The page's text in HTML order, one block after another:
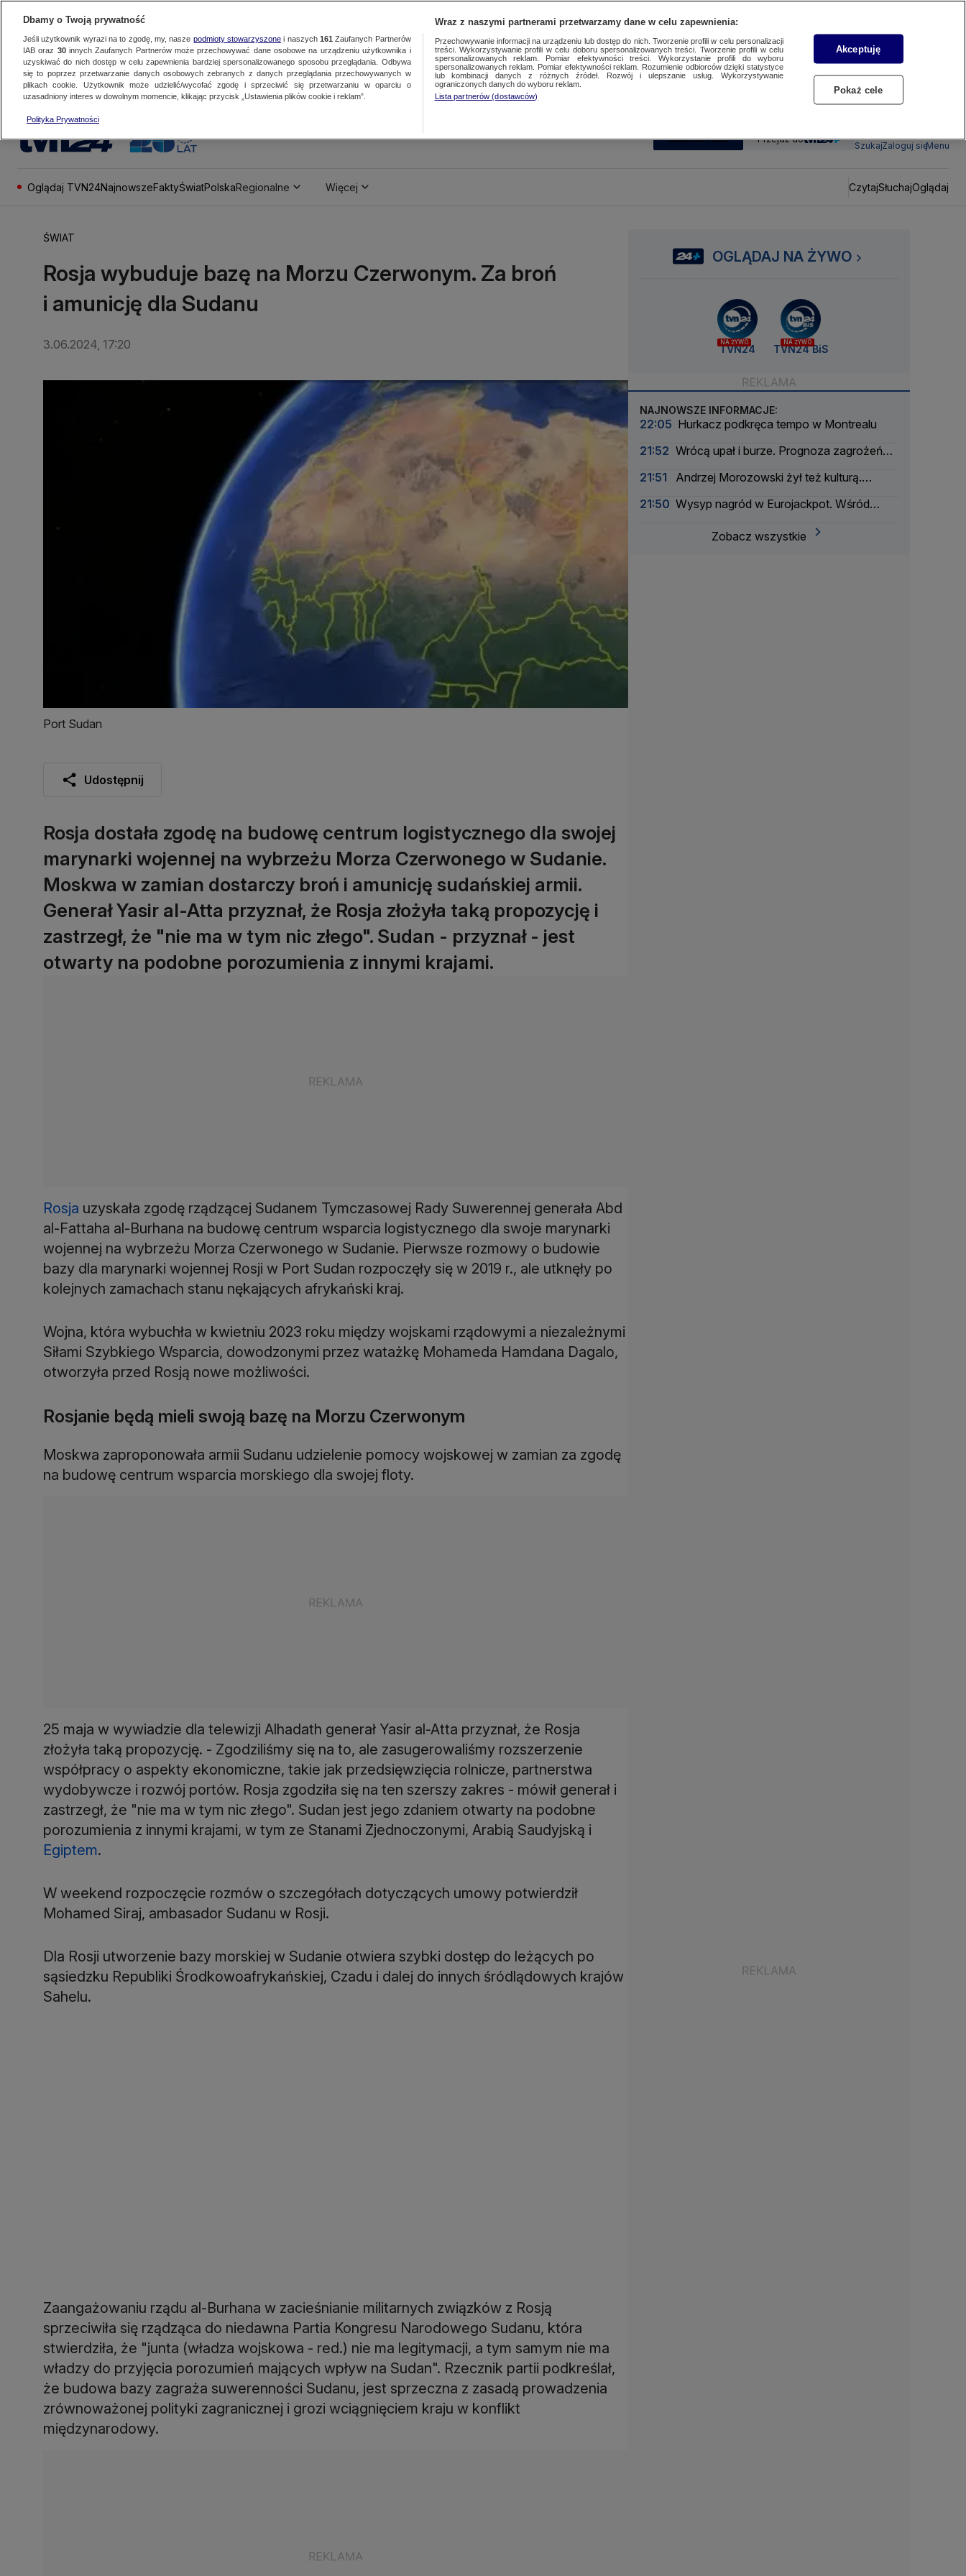
SUBSKRYBUJ Przejdź do
SzukajZaloguj sięMenu
Oglądaj TVN24NajnowszeFaktyŚwiatPolskaRegionalne Więcej CzytajSłuchajOglądaj
ŚWIAT
Rosja wybuduje bazę na Morzu Czerwonym. Za broń
i amunicję dla Sudanu
3.06.2024, 17:20
Port Sudan
Udostępnij
Rosja dostała zgodę na budowę centrum logistycznego dla swojej
marynarki wojennej na wybrzeżu Morza Czerwonego w Sudanie.
Moskwa w zamian dostarczy broń i amunicję sudańskiej armii.
Generał Yasir al-Atta przyznał, że Rosja złożyła taką propozycję i
zastrzegł, że "nie ma w tym nic złego". Sudan - przyznał - jest
otwarty na podobne porozumienia z innymi krajami.
Rosja uzyskała zgodę rządzącej Sudanem Tymczasowej Rady Suwerennej generała Abd
al-Fattaha al-Burhana na budowę centrum wsparcia logistycznego dla swoje marynarki
wojennej na wybrzeżu Morza Czerwonego w Sudanie. Pierwsze rozmowy o budowie
bazy dla marynarki wojennej Rosji w Port Sudan rozpoczęły się w 2019 r., ale utknęły po
kolejnych zamachach stanu nękających afrykański kraj.
Wojna, która wybuchła w kwietniu 2023 roku między wojskami rządowymi a niezależnymi
Siłami Szybkiego Wsparcia, dowodzonymi przez watażkę Mohameda Hamdana Dagalo,
otworzyła przed Rosją nowe możliwości.
Rosjanie będą mieli swoją bazę na Morzu Czerwonym
Moskwa zaproponowała armii Sudanu udzielenie pomocy wojskowej w zamian za zgodę
na budowę centrum wsparcia morskiego dla swojej floty.
25 maja w wywiadzie dla telewizji Alhadath generał Yasir al-Atta przyznał, że Rosja
złożyła taką propozycję. - Zgodziliśmy się na to, ale zasugerowaliśmy rozszerzenie
współpracy o aspekty ekonomiczne, takie jak przedsięwzięcia rolnicze, partnerstwa
wydobywcze i rozwój portów. Rosja zgodziła się na ten szerszy zakres - mówił generał i
zastrzegł, że "nie ma w tym nic złego". Sudan jest jego zdaniem otwarty na podobne
porozumienia z innymi krajami, w tym ze Stanami Zjednoczonymi, Arabią Saudyjską i
Egiptem.
W weekend rozpoczęcie rozmów o szczegółach dotyczących umowy potwierdził
Mohamed Siraj, ambasador Sudanu w Rosji.
Dla Rosji utworzenie bazy morskiej w Sudanie otwiera szybki dostęp do leżących po
sąsiedzku Republiki Środkowoafrykańskiej, Czadu i dalej do innych śródlądowych krajów
Sahelu.
Zaangażowaniu rządu al-Burhana w zacieśnianie militarnych związków z Rosją
sprzeciwiła się rządząca do niedawna Partia Kongresu Narodowego Sudanu, która
stwierdziła, że "junta (władza wojskowa - red.) nie ma legitymacji, a tym samym nie ma
władzy do przyjęcia porozumień mających wpływ na Sudan". Rzecznik partii podkreślał,
że budowa bazy zagraża suwerenności Sudanu, jest sprzeczna z zasadą prowadzenia
zrównoważonej polityki zagranicznej i grozi wciągnięciem kraju w konflikt
międzynarodowy.
OGLĄDAJ NA ŻYWO
NA ŻYWO
TVN24
NA ŻYWO
TVN24 BiS
NAJNOWSZE INFORMACJE:
22:05 Hurkacz podkręca tempo w Montrealu
21:52 Wrócą upał i burze. Prognoza zagrożeń
21:51
Andrzej Morozowski żył też kulturą.
21:50 Wysyp nagród w Eurojackpot. Wśród
Zobacz wszystkie
Dbamy o Twoją prywatność
Jeśli użytkownik wyrazi na to zgodę, my, nasze podmioty stowarzyszonei naszych 161 Zaufanych Partnerów
IAB oraz 30innych Zaufanych Partnerów może przechowywać dane osobowe na urządzeniu użytkownika i
uzyskiwać do nich dostęp w celu zapewnienia bardziej spersonalizowanego sposobu przeglądania. Odbywa
się to poprzez przetwarzanie danych osobowych zebranych z danych przeglądania przechowywanych w
plikach cookie. Użytkownik może udzielić/wycofać zgodę i sprzeciwić się przetwarzaniu w oparciu o
uzasadniony interes w dowolnym momencie, klikając przycisk „Ustawienia plików cookie i reklam”.
Polityka Prywatności
Wraz z naszymi partnerami przetwarzamy dane w celu zapewnienia:
Przechowywanie informacji na urządzeniu lub dostęp do nich. Tworzenie profili w celu personalizacji
treści. Wykorzystywanie profili w celu doboru spersonalizowanych treści. Tworzenie profili w celu
spersonalizowanych reklam. Pomiar efektywności treści. Wykorzystanie profili do wyboru
spersonalizowanych reklam. Pomiar efektywności reklam. Rozumienie odbiorców dzięki statystyce
lub kombinacji danych z różnych źródeł. Rozwój i ulepszanie usług. Wykorzystywanie
ograniczonych danych do wyboru reklam.
Lista partnerów (dostawców)
Akceptuję
Pokaż cele